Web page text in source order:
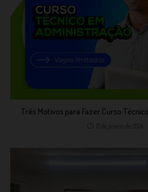
Três Motivos para Fazer Curso
17 de janeiro de 2024